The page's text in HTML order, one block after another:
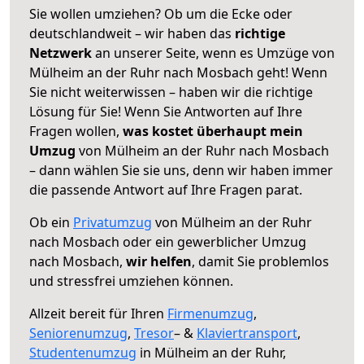
Sie wollen umziehen? Ob um die Ecke oder
deutschlandweit – wir haben das richtige
Netzwerkan unserer Seite, wenn es Umzüge von
Mülheim an der Ruhr nach Mosbach geht! Wenn
Sie nicht weiterwissen – haben wir die richtige
Lösung für Sie! Wenn Sie Antworten auf Ihre
Fragen wollen, was kostet überhaupt mein
Umzug von Mülheim an der Ruhr nach Mosbach
– dann wählen Sie sie uns, denn wir haben immer
die passende Antwort auf Ihre Fragen parat.
Ob ein Privatumzug von Mülheim an der Ruhr
nach Mosbach oder ein gewerblicher Umzug
nach Mosbach, wir helfen, damit Sie problemlos
und stressfrei umziehen können.
Allzeit bereit für Ihren Firmenumzug,
Seniorenumzug, Tresor– & Klaviertransport,
Studentenumzug in Mülheim an der Ruhr,